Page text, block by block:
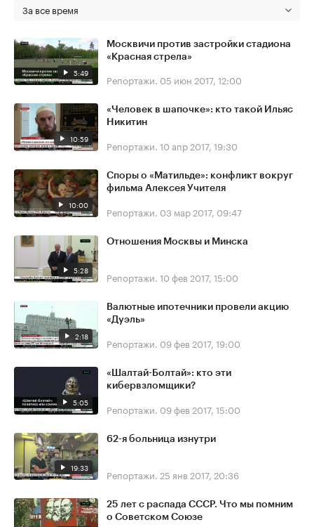
За все время
5:49
Москвичи против застройки стадиона
«Красная стрела»
Репортажи. 05 июн 2017, 12:00
10:59
«Человек в шапочке»: кто такой Ильяс
Никитин
Репортажи. 10 апр 2017, 19:30
10:00
Споры о «Матильде»: конфликт вокруг
фильма Алексея Учителя
Репортажи. 03 мар 2017, 09:47
5:28
Отношения Москвы и Минска
Репортажи. 10 фев 2017, 15:00
2:18
Валютные ипотечники провели акцию
«Дуэль»
Репортажи. 09 фев 2017, 19:00
5:05
«Шалтай-Болтай»: кто эти
кибервзломщики?
Репортажи. 09 фев 2017, 15:00
19:33
62-я больница изнутри
Репортажи. 25 янв 2017, 20:36
25 лет с распада СССР. Что мы помним
о Советском Союзе